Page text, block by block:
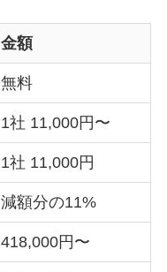
金額
無料
1社 11,000円〜
1社 11,000円
減額分の11%
418,000円〜